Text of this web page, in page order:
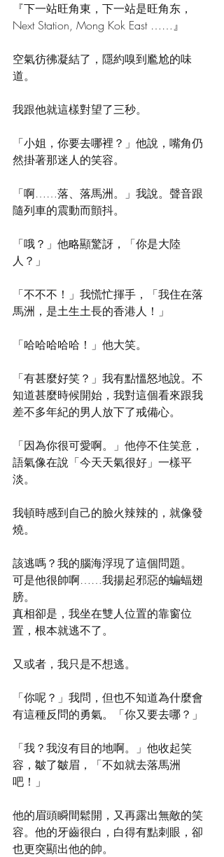
『下一站旺角東，下一站是旺角东，
Next Station, Mong Kok East ……』
空氣彷彿凝結了，隱約嗅到尷尬的味
道。
我跟他就這樣對望了三秒。
「小姐，你要去哪裡？」他說，嘴角仍
然掛著那迷人的笑容。
「啊……落、落馬洲。」我說。聲音跟
隨列車的震動而顫抖。
「哦？」他略顯驚訝，「你是大陸
人？」
「不不不！」我慌忙揮手，「我住在落
馬洲，是土生土長的香港人！」
「哈哈哈哈哈！」他大笑。
「有甚麼好笑？」我有點慍怒地說。不
知道甚麼時候開始，我對這個看來跟我
差不多年紀的男人放下了戒備心。
「因為你很可愛啊。」他停不住笑意，
語氣像在說「今天天氣很好」一樣平
淡。
我頓時感到自己的臉火辣辣的，就像發
燒。
該逃嗎？我的腦海浮現了這個問題。
可是他很帥啊……我揚起邪惡的蝙蝠翅
膀。
真相卻是，我坐在雙人位置的靠窗位
置，根本就逃不了。
又或者，我只是不想逃。
「你呢？」我問，但也不知道為什麼會
有這種反問的勇氣。「你又要去哪？」
「我？我沒有目的地啊。」他收起笑
容，皺了皺眉，「不如就去落馬洲
吧！」
他的眉頭瞬間鬆開，又再露出無敵的笑
容。他的牙齒很白，白得有點刺眼，卻
也更突顯出他的帥。